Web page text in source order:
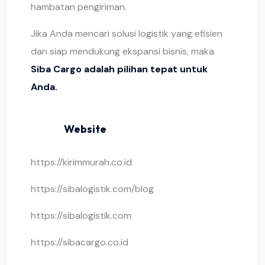
hambatan pengiriman.
Jika Anda mencari solusi logistik yang efisien
dan siap mendukung ekspansi bisnis, maka
Siba Cargo adalah pilihan tepat untuk
Anda.
Website
https://kirimmurah.co.id
https://sibalogistik.com/blog
https://sibalogistik.com
https://sibacargo.co.id